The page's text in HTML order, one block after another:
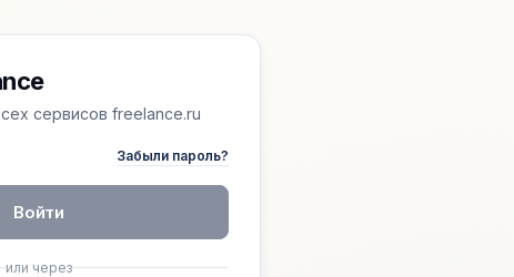
сервисов freelance.ru
Забыли пароль?
Войти
или через